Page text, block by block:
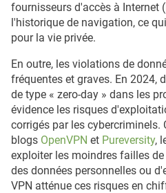
fournisseurs d'accès à Internet
l'historique de navigation, ce
pour la vie privée.
En outre, les violations de
fréquentes et graves. En 2024,
de type « zero-day » dans les
évidence les risques
corrigés par les cybercriminels.
blogs OpenVPN et Pureversity,
exploiter les moindres failles
des données personnelles ou
VPN atténue ces risques en